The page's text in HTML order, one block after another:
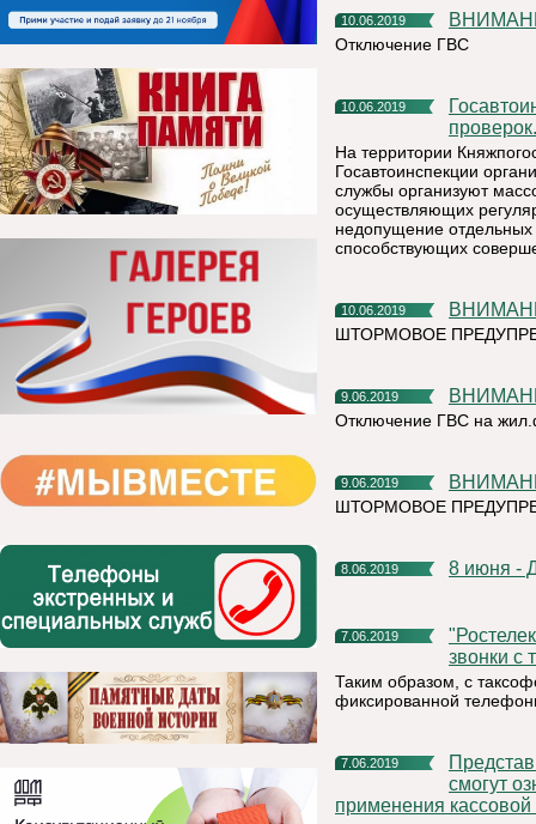
10.06.2019
Отключение ГВС
10.06.2019
Госавтоинспекторы проверят водителей во время массовых
проверок.
На территории
Госавтоинспекции
службы организуют
осуществляющих
недопущение
способствующих
10.06.2019
ШТОРМОВОЕ
9.06.2019
Отключение ГВС на
9.06.2019
ШТОРМОВОЕ
8.06.2019 8 июня -
7.06.2019
"Ростелеком" отменил плату за междугородние телефонные
звонки с
Таким образом, с
фиксированной
7.06.2019
Представители организаций и предприниматели региона
смогут
применения кассовой